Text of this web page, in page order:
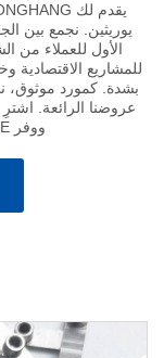
يوريثين. نجمع بين
للمشاريع الاقتصادية
بشدة. كمورد موثوق،
ووفر WHILE تحصل على منتجات رائدة.